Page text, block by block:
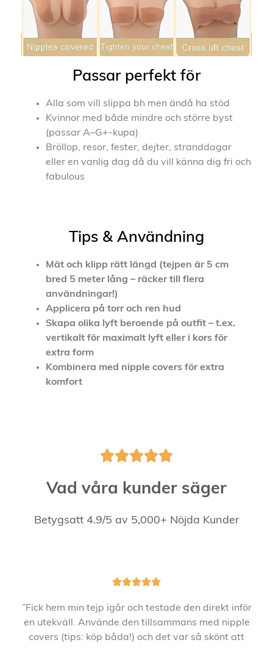
Passar perfekt för
Alla som vill slippa bh men ändå ha stöd
Kvinnor med både mindre och större byst
(passar A–G+-kupa)
Bröllop, resor, fester, dejter, stranddagar
eller en vanlig dag då du vill känna dig fri och
fabulous
Tips & Användning
Mät och klipp rätt längd (tejpen är 5 cm
bred 5 meter lång – räcker till flera
användningar!)
Applicera på torr och ren hud
Skapa olika lyft beroende på outfit – t.ex.
vertikalt för maximalt lyft eller i kors för
extra form
Kombinera med nipple covers för extra
komfort

Vad våra kunder säger
Betygsatt 4.9/5 av 5,000+ Nöjda Kunder

”Fick hem min tejp igår och testade den direkt inför
en utekväll. Använde den tillsammans med nipple
covers (tips: köp båda!) och det var så skönt att